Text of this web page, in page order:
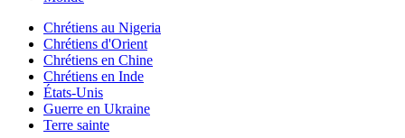
Chrétiens au Nigeria
Chrétiens d'Orient
Chrétiens en Chine
Chrétiens en Inde
États-Unis
Guerre en Ukraine
Terre sainte